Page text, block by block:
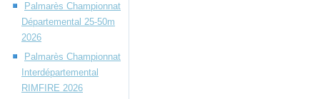
Palmarès Championnat
Départemental 25-50m
2026
Palmarès Championnat
Interdépartemental
RIMFIRE 2026